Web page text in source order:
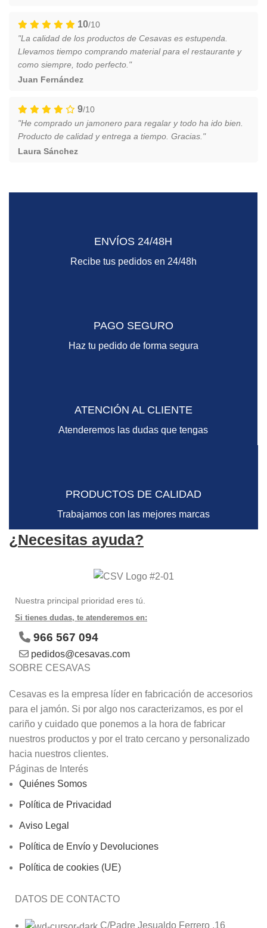
10/10
"La calidad de los productos de Cesavas es estupenda.
Llevamos tiempo comprando material para el restaurante y
como siempre, todo perfecto."
Juan Fernández
9/10
"He comprado un jamonero para regalar y todo ha ido bien.
Producto de calidad y entrega a tiempo. Gracias."
Laura Sánchez
ENVÍOS 24/48H
Recibe tus pedidos en 24/48h
PAGO SEGURO
Haz tu pedido de forma segura
ATENCIÓN AL CLIENTE
Atenderemos las dudas que tengas
PRODUCTOS DE CALIDAD
Trabajamos con las mejores marcas
¿Necesitas ayuda?
Nuestra principal prioridad eres tú.
Si tienes dudas, te atenderemos en:
966 567 094
pedidos@cesavas.com
SOBRE CESAVAS
Cesavas es la empresa líder en fabricación de accesorios
para el jamón. Si por algo nos caracterizamos, es por el
cariño y cuidado que ponemos a la hora de fabricar
nuestros productos y por el trato cercano y personalizado
hacia nuestros clientes.
Páginas de Interés
Quiénes Somos
Política de Privacidad
Aviso Legal
Política de Envío y Devoluciones
Política de cookies (UE)
DATOS DE CONTACTO
C/Padre Jesualdo Ferrero ,16